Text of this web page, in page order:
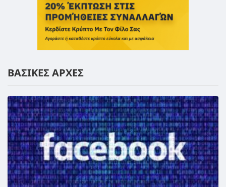
ΒΑΣΙΚΕΣ ΑΡΧΕΣ